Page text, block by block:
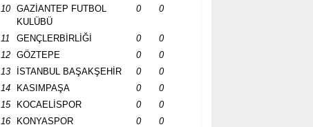
10
GAZİANTEP FUTBOL
KULÜBÜ
0 0
11 GENÇLERBİRLİĞİ 0
0
12
GÖZTEPE 0
0
13
İSTANBUL BAŞAKŞEHİR 0
0
14
KASIMPAŞA 0
0
15
KOCAELİSPOR 0
0
16
KONYASPOR 0
0